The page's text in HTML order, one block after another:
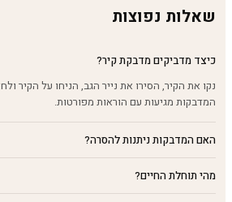
שאלות נפוצות
כיצד מדביקים מדבקת קיר?
נקו את הקיר, הסירו את נייר הגב, הניחו על הקיר
המדבקות מגיעות עם הוראות מפורטות.
האם המדבקות ניתנות להסרה?
מהי תוחלת החיים?